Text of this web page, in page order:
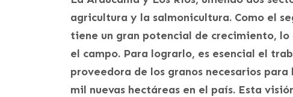
agricultura y la salmonicultura. Como el
tiene un gran potencial de crecimiento,
el campo. Para lograrlo, es esencial el
proveedora de los granos necesarios
mil nuevas hectáreas en el país. Esta